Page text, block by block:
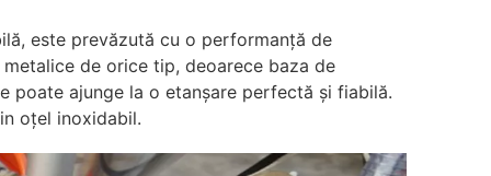
este prevăzută cu o performanță de
de orice tip, deoarece baza de
poate ajunge la o etanșare perfectă și fiabilă.
oțel inoxidabil.